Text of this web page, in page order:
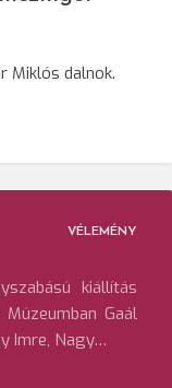
Miklós dalnok.
VÉLEMÉNY
kiállítás
Gaál
Imre, Nagy…